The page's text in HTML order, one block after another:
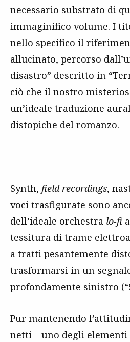
necessario substrato di
immaginifico volume. I
nello specifico il
allucinato, percorso
disastro” descritto in
ciò che il nostro
un’ideale traduzione
distopiche del romanzo.
Synth, field recordings,
voci trasfigurate sono
dell’ideale orchestra lo-fi
tessitura di trame
a tratti pesantemente
trasformarsi in un
profondamente sinistro
Pur mantenendo
netti – uno degli